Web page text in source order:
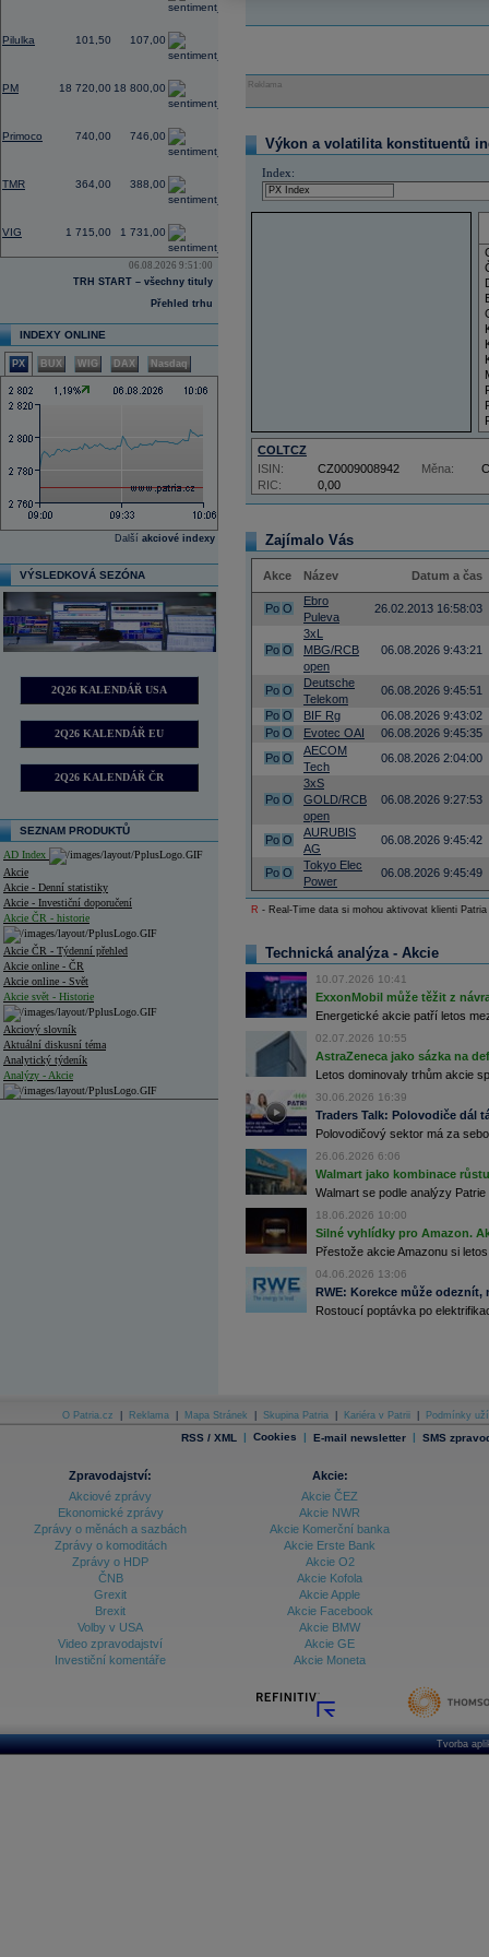
Pilulka 101,50 107,00
0,00
PM 18 720,00 18 800,00
0,32
Primoco 740,00 746,00
TMR 364,00 388,00
VIG 1 715,00 1 731,00
06.08.2026 9:51:00
TRH START – všechny tituly
Přehled trhu
INDEXY ONLINE
PX BUX WIG DAX Nasdaq
Další akciové indexy
VÝSLEDKOVÁ SEZÓNA
2Q26 KALENDÁŘ USA
2Q26 KALENDÁŘ EU
2Q26 KALENDÁŘ ČR
SEZNAM PRODUKTŮ
AD Index
Akcie
Akcie - Denní statistiky
Akcie - Investiční doporučení
Akcie ČR - historie
Akcie ČR - Týdenní přehled
Akcie online - ČR
Akcie online - Svět
Akcie svět - Historie
Akciový slovník
Aktuální diskusní téma
Analytický týdeník
Analýzy - Akcie
Archiv - Měsíční makroekonomické přehledy
Archiv - Vývoj české koruny
Archiv analýz - Makroukazatele
Ceny průmyslových výrobců - Data a prognózy
Ceny průmyslových výrobců - Graf (ČR)
Ceny průmyslových výrobců - Kalendář (ČR)
Ceny průmyslových výrobců - Zpravodajství
Databanka - Ceny
Reklama
Výkon a volatilita konstituentů
Index:
COLTCZ
RIC: 0,00
ISIN: CZ0009008942 Měna:
Zajímalo Vás
Akce Název Datum a čas
Po O
Ebro
Puleva
26.02.2013 16:58:03
Po O
3xL
MBG/RCB
open
06.08.2026 9:43:21
Po O
Deutsche
Telekom
06.08.2026 9:45:51
Po O BIF Rg
06.08.2026 9:43:02
Po O Evotec OAI
06.08.2026 9:45:35
Po O
AECOM
Tech
06.08.2026 2:04:00
Po O
3xS
GOLD/RCB
open
06.08.2026 9:27:53
Po O
AURUBIS
AG
06.08.2026 9:45:42
Po O
Tokyo Elec
Power
06.08.2026 9:45:49
R - Real-Time data si mohou aktivovat klienti
Technická analýza - Akcie
10.07.2026 10:41
ExxonMobil může těžit z
Energetické akcie patří letos
02.07.2026 10:55
AstraZeneca jako sázka na
Letos dominovaly trhům akcie
30.06.2026 16:39
Traders Talk: Polovodiče dál
Polovodičový sektor má za
26.06.2026 6:06
Walmart jako kombinace
Walmart se podle analýzy
18.06.2026 10:00
Silné vyhlídky pro Amazon.
Přestože akcie Amazonu si
04.06.2026 13:06
RWE: Korekce může
Rostoucí poptávka po
O Patria.cz Reklama Mapa Stránek Skupina Patria Kariéra v Patrii Podmínky
RSS / XML | Cookies | E-mail newsletter | SMS
Zpravodajství:
Akciové zprávy
Ekonomické zprávy
Zprávy o měnách a sazbách
Zprávy o komoditách
Zprávy o HDP
ČNB
Grexit
Brexit
Volby v USA
Video zpravodajství
Investiční komentáře
Akcie:
Akcie ČEZ
Akcie NWR
Akcie Komerční banka
Akcie Erste Bank
Akcie O2
Akcie Kofola
Akcie Apple
Akcie Facebook
Akcie BMW
Akcie GE
Akcie Moneta
Tvorba